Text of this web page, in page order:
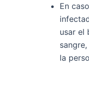
En
usar el
la